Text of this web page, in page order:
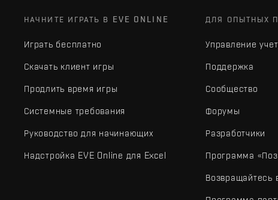
НАЧНИТЕ ИГРАТЬ В EVE ONLINE
Играть бесплатно
Скачать клиент игры
Продлить время игры
Системные требования
Руководство для начинающих
Надстройка EVE Online для Excel
ДЛЯ ОПЫТНЫХ
Управление
Поддержка
Сообщество
Форумы
Разработчики
Программа
Возвращайтесь